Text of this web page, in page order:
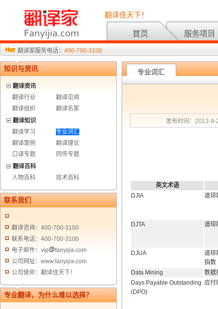
翻译佳天下！
首页 服务项目
翻译家服务电话： 400-700-3100
知识与资讯
翻译资讯
翻译行业
翻译见闻
翻译组织
翻译名家
翻译知识
翻译学习
专业词汇
翻译案例
翻译理论
口译专题
同传专题
翻译百科
人物百科
技术百科
联系我们
翻译咨询：400-700-3100
联系电话：400-700-3100
电子邮件：vip
fanyijia.com
公司网址：www.fanyijia.com
公司使命：翻译佳天下！
专业翻译，为什么难以选择？
专业词汇
发布时间：2013-
英文术语
DJIA
道琼
DJTA 道琼
DJUA
道琼
指数
Data Mining
数据
Days Payable Outstanding
(DPO)
应付